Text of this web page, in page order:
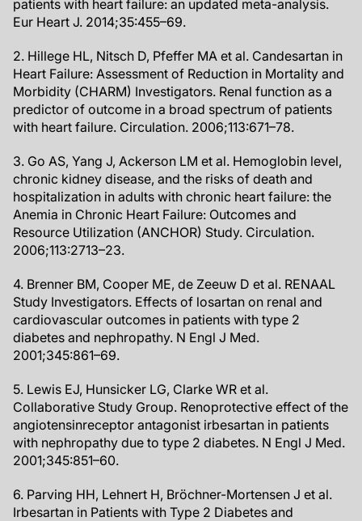
patients with heart failure: an updated meta-analysis.
Eur Heart J. 2014;35:455–69.
2. Hillege HL, Nitsch D, Pfeffer MA et al. Candesartan in
Heart Failure: Assessment of Reduction in Mortality and
Morbidity (CHARM) Investigators. Renal function as a
predictor of outcome in a broad spectrum of patients
with heart failure. Circulation. 2006;113:671–78.
3. Go AS, Yang J, Ackerson LM et al. Hemoglobin level,
chronic kidney disease, and the risks of death and
hospitalization in adults with chronic heart failure: the
Anemia in Chronic Heart Failure: Outcomes and
Resource Utilization (ANCHOR) Study. Circulation.
2006;113:2713–23.
4. Brenner BM, Cooper ME, de Zeeuw D et al. RENAAL
Study Investigators. Effects of losartan on renal and
cardiovascular outcomes in patients with type 2
diabetes and nephropathy. N Engl J Med.
2001;345:861–69.
5. Lewis EJ, Hunsicker LG, Clarke WR et al.
Collaborative Study Group. Renoprotective effect of the
angiotensinreceptor antagonist irbesartan in patients
with nephropathy due to type 2 diabetes. N Engl J Med.
2001;345:851–60.
6. Parving HH, Lehnert H, Bröchner-Mortensen J et al.
Irbesartan in Patients with Type 2 Diabetes and